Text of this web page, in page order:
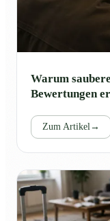
Warum
Bewertungen
Zum Artikel→